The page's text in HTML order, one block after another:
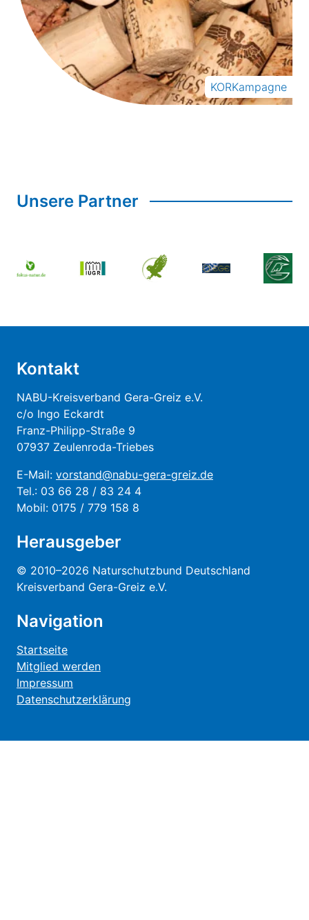
KORKampagne
Unsere Partner
Kontakt
NABU-Kreisverband Gera-Greiz e.V.
c/o Ingo Eckardt
Franz-Philipp-Straße 9
07937 Zeulenroda-Triebes
E-Mail: vorstand@nabu-gera-greiz.de
Tel.: 03 66 28 / 83 24 4
Mobil: 0175 / 779 158 8
Herausgeber
© 2010–2026 Naturschutzbund Deutschland
Kreisverband Gera-Greiz e.V.
Navigation
Startseite
Mitglied werden
Impressum
Datenschutzerklärung